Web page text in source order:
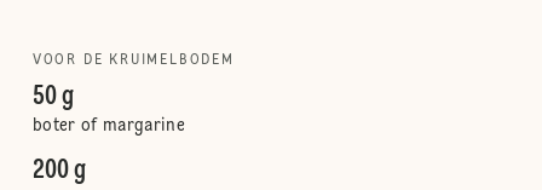
VOOR DE KRUIMELBODEM
50 g
boter of margarine
200 g